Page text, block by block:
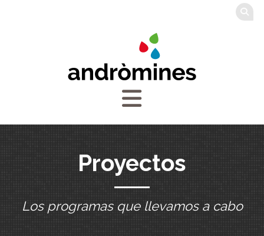
Proyectos
Los programas que llevamos a cabo